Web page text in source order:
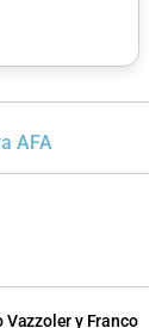
AFA
Vazzoler y Franco